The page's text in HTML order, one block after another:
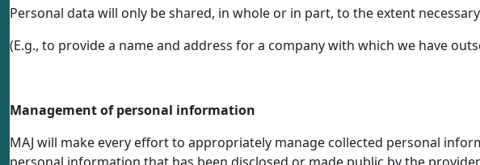
Personal data will only be shared, in whole or in part, to the extent
(E.g., to provide a name and address for a company with which we have
Management of personal information
MAJ will make every effort to appropriately manage collected personal